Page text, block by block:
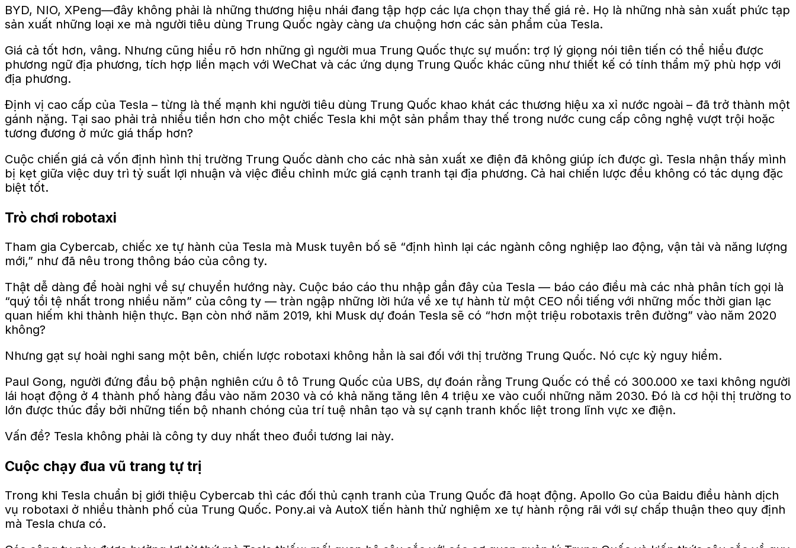
BYD, NIO, XPeng—đây không phải là những thương hiệu nhái đang tập hợp các lựa chọn thay thế giá rẻ. Họ là những nhà sản xuất phức tạp
sản xuất những loại xe mà người tiêu dùng Trung Quốc ngày càng ưa chuộng hơn các sản phẩm của Tesla.
Giá cả tốt hơn, vâng. Nhưng cũng hiểu rõ hơn những gì người mua Trung Quốc thực sự muốn: trợ lý giọng nói tiên tiến có thể hiểu được
phương ngữ địa phương, tích hợp liền mạch với WeChat và các ứng dụng Trung Quốc khác cũng như thiết kế có tính thẩm mỹ phù hợp với
địa phương.
Định vị cao cấp của Tesla – từng là thế mạnh khi người tiêu dùng Trung Quốc khao khát các thương hiệu xa xỉ nước ngoài – đã trở thành một
gánh nặng. Tại sao phải trả nhiều tiền hơn cho một chiếc Tesla khi một sản phẩm thay thế trong nước cung cấp công nghệ vượt trội hoặc
tương đương ở mức giá thấp hơn?
Cuộc chiến giá cả vốn định hình thị trường Trung Quốc dành cho các nhà sản xuất xe điện đã không giúp ích được gì. Tesla nhận thấy mình
bị kẹt giữa việc duy trì tỷ suất lợi nhuận và việc điều chỉnh mức giá cạnh tranh tại địa phương. Cả hai chiến lược đều không có tác dụng đặc
biệt tốt.
Trò chơi robotaxi
Tham gia Cybercab, chiếc xe tự hành của Tesla mà Musk tuyên bố sẽ “định hình lại các ngành công nghiệp lao động, vận tải và năng lượng
mới,” như đã nêu trong thông báo của công ty.
Thật dễ dàng để hoài nghi về sự chuyển hướng này. Cuộc báo cáo thu nhập gần đây của Tesla — báo cáo điều mà các nhà phân tích gọi là
“quý tồi tệ nhất trong nhiều năm” của công ty — tràn ngập những lời hứa về xe tự hành từ một CEO nổi tiếng với những mốc thời gian lạc
quan hiếm khi thành hiện thực. Bạn còn nhớ năm 2019, khi Musk dự đoán Tesla sẽ có “hơn một triệu robotaxis trên đường” vào năm 2020
không?
Nhưng gạt sự hoài nghi sang một bên, chiến lược robotaxi không hẳn là sai đối với thị trường Trung Quốc. Nó cực kỳ nguy hiểm.
Paul Gong, người đứng đầu bộ phận nghiên cứu ô tô Trung Quốc của UBS, dự đoán rằng Trung Quốc có thể có 300.000 xe taxi không người
lái hoạt động ở 4 thành phố hàng đầu vào năm 2030 và có khả năng tăng lên 4 triệu xe vào cuối những năm 2030. Đó là cơ hội thị trường to
lớn được thúc đẩy bởi những tiến bộ nhanh chóng của trí tuệ nhân tạo và sự cạnh tranh khốc liệt trong lĩnh vực xe điện.
Vấn đề? Tesla không phải là công ty duy nhất theo đuổi tương lai này.
Cuộc chạy đua vũ trang tự trị
Trong khi Tesla chuẩn bị giới thiệu Cybercab thì các đối thủ cạnh tranh của Trung Quốc đã hoạt động. Apollo Go của Baidu điều hành dịch
vụ robotaxi ở nhiều thành phố của Trung Quốc. Pony.ai và AutoX tiến hành thử nghiệm xe tự hành rộng rãi với sự chấp thuận theo quy định
mà Tesla chưa có.